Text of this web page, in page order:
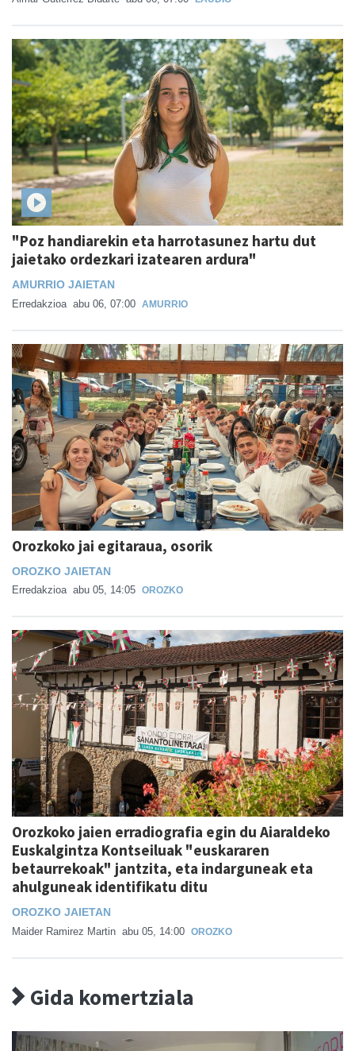
"Poz handiarekin eta harrotasunez hartu dut
jaietako ordezkari izatearen ardura"
AMURRIO JAIETAN
Erredakzioa abu 06, 07:00 AMURRIO
Orozkoko jai egitaraua, osorik
OROZKO JAIETAN
Erredakzioa abu 05, 14:05 OROZKO
Orozkoko jaien erradiografia egin du Aiaraldeko
Euskalgintza Kontseiluak "euskararen
betaurrekoak" jantzita, eta indarguneak eta
ahulguneak identifikatu ditu
OROZKO JAIETAN
Maider Ramirez Martin abu 05, 14:00 OROZKO
Gida komertziala